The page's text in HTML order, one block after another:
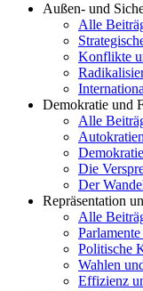
Außen- und
Alle
Konflikte
Demokratie und
Alle
Die
Der
Repräsentation
Alle
Politische
Wahlen
Effizienz